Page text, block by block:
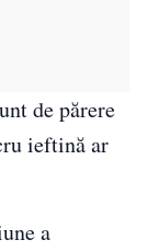
de părere
ieftină ar
a